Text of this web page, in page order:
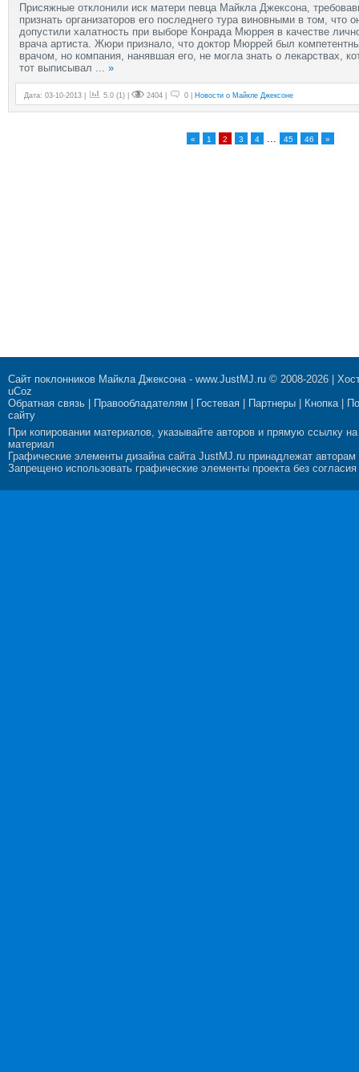
Присяжные отклонили иск матери певца Майкла Джексона,
признать организаторов его последнего тура виновными в том, что
допустили халатность при выборе Конрада Мюррея в качестве
врача артиста. Жюри признало, что доктор Мюррей был
врачом, но компания, нанявшая его, не могла знать о лекарствах,
тот выписывал
»
Дата: 03-10-2013 | 5.0 (1 ) | 2404 | 0 | Новости о Майкле Джексоне
« 1 2 3 4 45 46 »
Сайт поклонников Майкла Джексона- www.JustMJ.ru © 2008-2026 |
uCoz
Обратная связь
Правообладателям Гостевая Партнеры Кнопка|
сайту
При копировании материалов, указывайте авторов и прямую ссылку на
материал
Графические элементы дизайна сайта JustMJ.ru принадлежат авторам
Запрещено использовать графические элементы проекта без согласия